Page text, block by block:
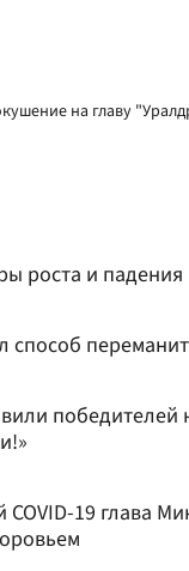
на главу
роста и
способ
победителей
19 глава